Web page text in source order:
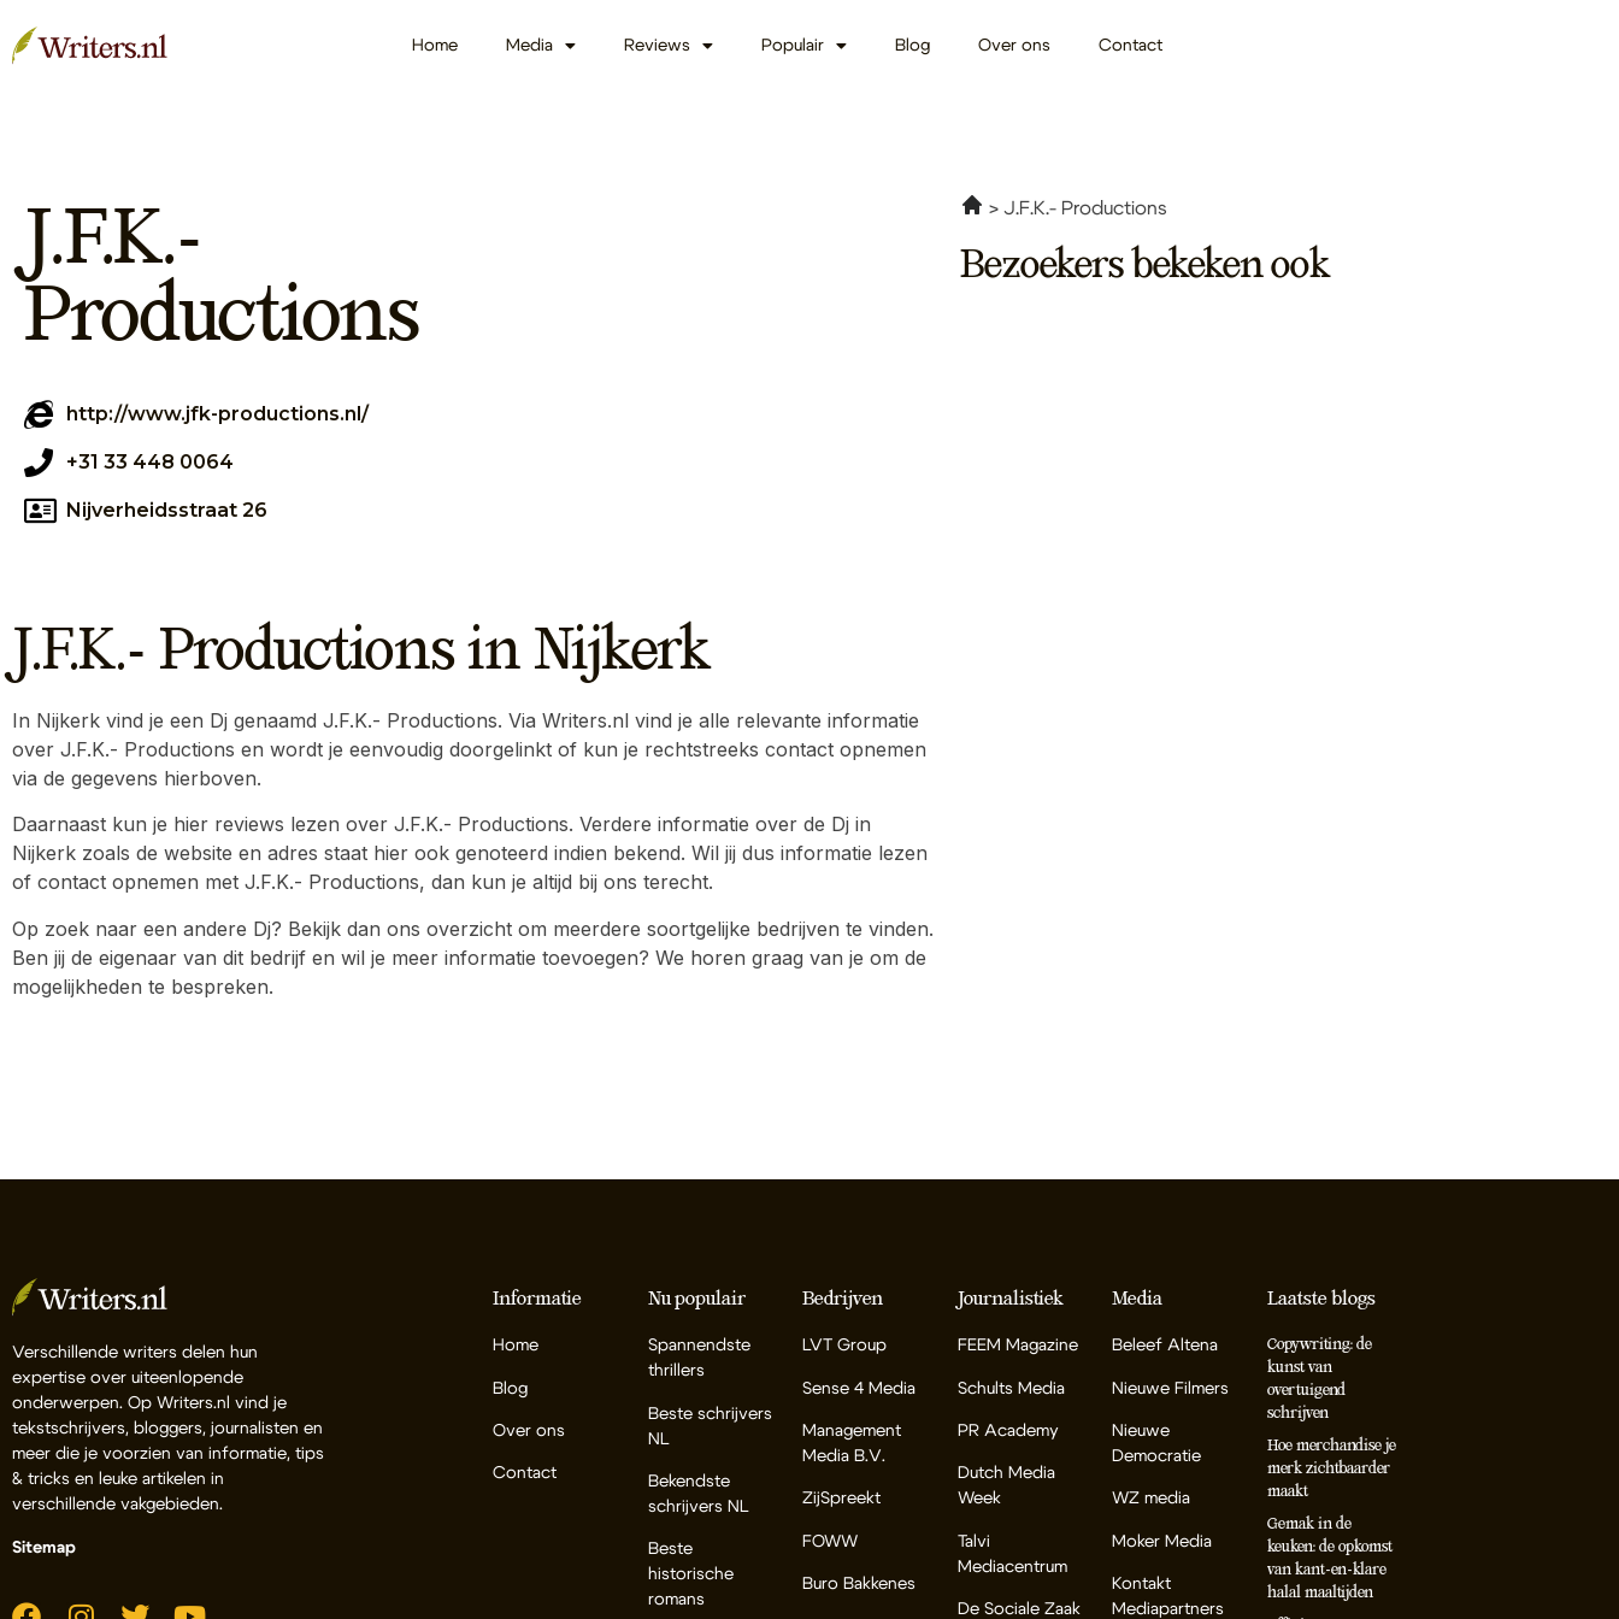
Home Media Reviews Populair Blog Over ons Contact
J.F.K.-
Productions
http://www.jfk-productions.nl/
+31 33 448 0064
Nijverheidsstraat 26
J.F.K.- Productions in Nijkerk
In Nijkerk vind je een Dj genaamd J.F.K.- Productions. Via Writers.nl vind je alle relevante informatie
over J.F.K.- Productions en wordt je eenvoudig doorgelinkt of kun je rechtstreeks contact opnemen
via de gegevens hierboven.
Daarnaast kun je hier reviews lezen over J.F.K.- Productions. Verdere informatie over de Dj in
Nijkerk zoals de website en adres staat hier ook genoteerd indien bekend. Wil jij dus informatie lezen
of contact opnemen met J.F.K.- Productions, dan kun je altijd bij ons terecht.
Op zoek naar een andere Dj? Bekijk dan ons overzicht om meerdere soortgelijke bedrijven te vinden.
Ben jij de eigenaar van dit bedrijf en wil je meer informatie toevoegen? We horen graag van je om de
mogelijkheden te bespreken.
J.F.K.- Productions
Bezoekers bekeken ook
Verschillende writers delen hun
expertise over uiteenlopende
onderwerpen. Op Writers.nl vind je
tekstschrijvers, bloggers, journalisten en
meer die je voorzien van informatie, tips
& tricks en leuke artikelen in
verschillende vakgebieden.
Sitemap
Informatie
Home
Blog
Over ons
Contact
Nu populair
Spannendste
thrillers
Beste schrijvers
NL
Bekendste
schrijvers NL
Beste
historische
romans
Bedrijven
LVT Group
Sense 4 Media
Management
Media B.V.
ZijSpreekt
FOWW
Buro Bakkenes
Journalistiek
FEEM Magazine
Schults Media
PR Academy
Dutch Media
Week
Talvi
Mediacentrum
De Sociale Zaak
Media
Beleef Altena
Nieuwe Filmers
Nieuwe
Democratie
WZ media
Moker Media
Kontakt
Mediapartners
Laatste blogs
Copywriting: de
kunst van
overtuigend
schrijven
Hoe merchandise je
merk zichtbaarder
maakt
Gemak in de
keuken: de opkomst
van kant-en-klare
halal maaltijden